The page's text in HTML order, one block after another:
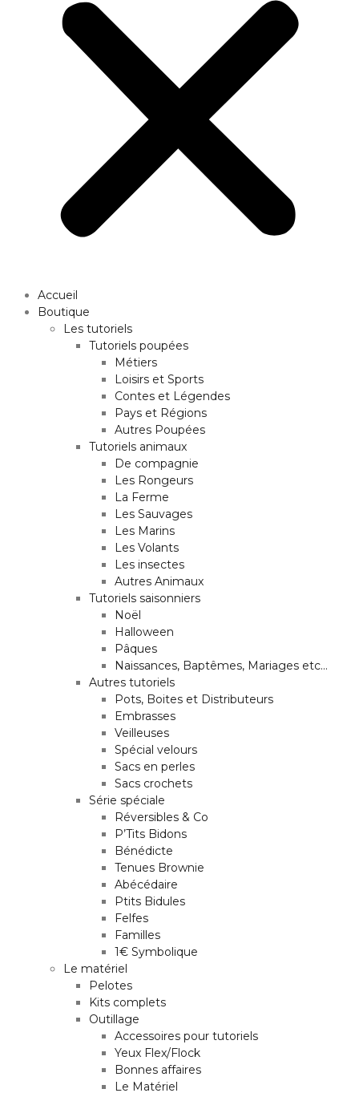
Accueil
Boutique
Les tutoriels
Tutoriels poupées
Métiers
Loisirs et Sports
Contes et Légendes
Pays et Régions
Autres Poupées
Tutoriels animaux
De compagnie
Les Rongeurs
La Ferme
Les Sauvages
Les Marins
Les Volants
Les insectes
Autres Animaux
Tutoriels saisonniers
Noël
Halloween
Pâques
Naissances, Baptêmes, Mariages etc…
Autres tutoriels
Pots, Boites et Distributeurs
Embrasses
Veilleuses
Spécial velours
Sacs en perles
Sacs crochets
Série spéciale
Réversibles & Co
P’Tits Bidons
Bénédicte
Tenues Brownie
Abécédaire
Ptits Bidules
Felfes
Familles
1€ Symbolique
Le matériel
Pelotes
Kits complets
Outillage
Accessoires pour tutoriels
Yeux Flex/Flock
Bonnes affaires
Le Matériel